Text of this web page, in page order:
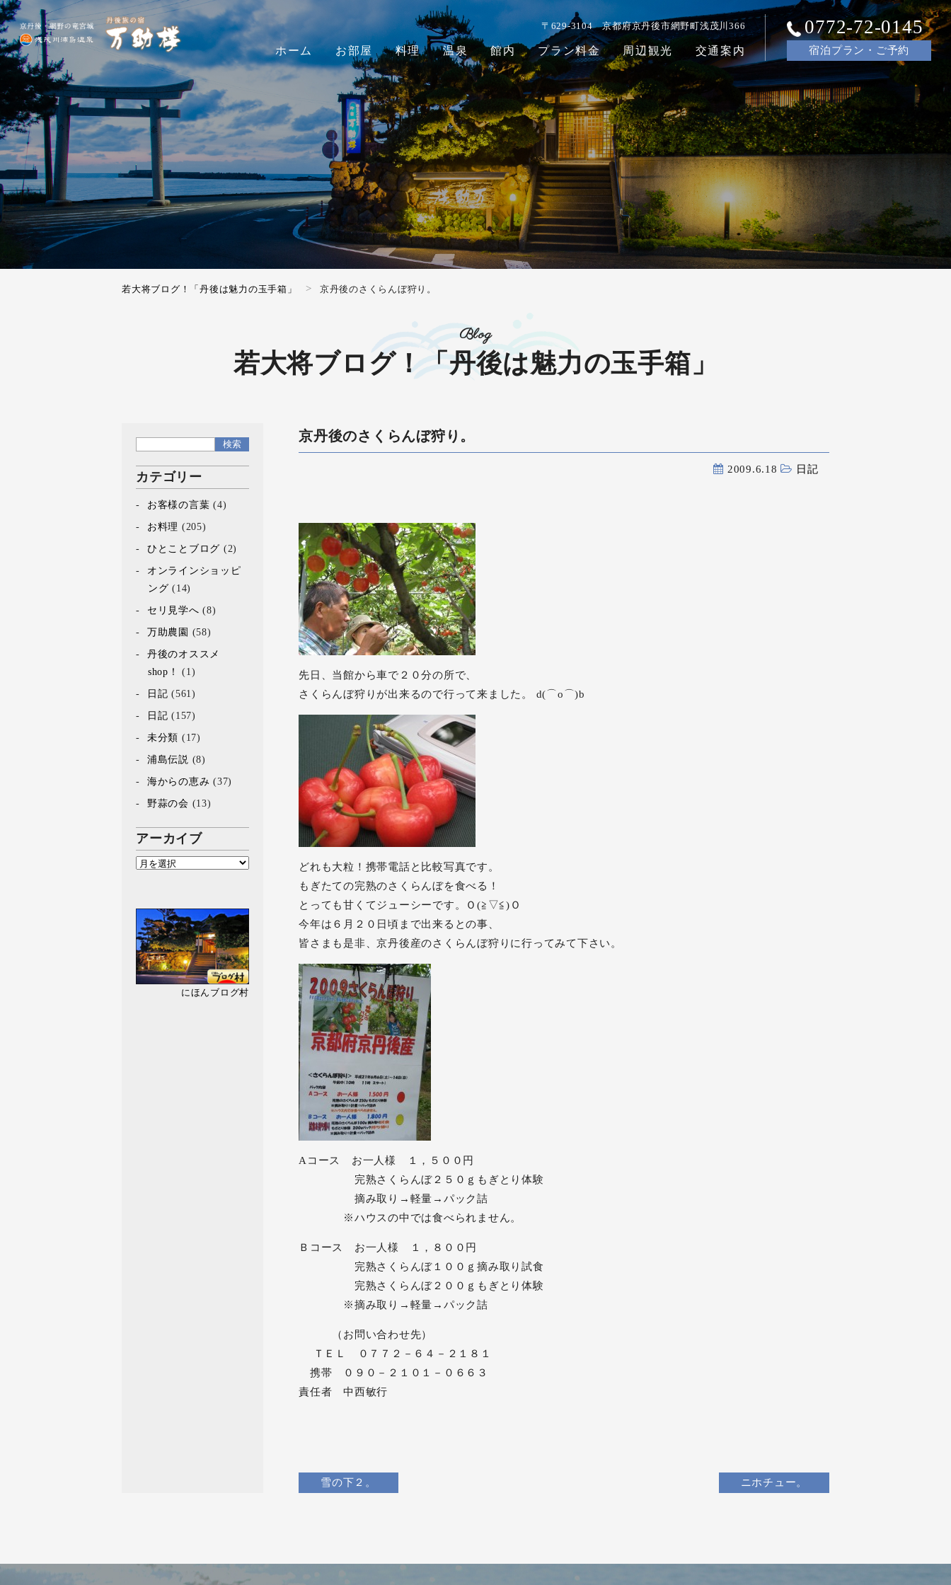
0772-72-0145
宿泊プラン・ご予約
〒629-3104京都府京丹後市網野町浅茂川366
ホーム お部屋 料理 温泉 館内 プラン料金 周辺観光 交通案内
若大将ブログ！「丹後は魅力の玉手箱」 京丹後のさくらんぼ狩り。
Blog
若大将ブログ！「丹後は魅力の玉手箱」
京丹後のさくらんぼ狩り。
2009.6.18 日記
先日、当館から車で２０分の所で、
さくらんぼ狩りが出来るので行って来ました。 d(⌒o⌒)b
どれも大粒！携帯電話と比較写真です。
もぎたての完熟のさくらんぼを食べる！
とっても甘くてジューシーです。Ｏ(≧▽≦)Ｏ
今年は６月２０日頃まで出来るとの事、
皆さまも是非、京丹後産のさくらんぼ狩りに行ってみて下さい。
Aコース お一人様 １，５００円
完熟さくらんぼ２５０ｇもぎとり体験
摘み取り→軽量→パック詰
※ハウスの中では食べられません。
Ｂコース お一人様 １，８００円
完熟さくらんぼ１００ｇ摘み取り試食
完熟さくらんぼ２００ｇもぎとり体験
※摘み取り→軽量→パック詰
（お問い合わせ先）
ＴＥＬ ０７７２－６４－２１８１
携帯 ０９０－２１０１－０６６３
責任者 中西敏行
雪の下２。 ニホチュー。
カテゴリー
お客様の言葉 (4)
お料理 (205)
ひとことブログ (2)
オンラインショッピ
ング (14)
セリ見学へ (8)
万助農園 (58)
丹後のオススメ
shop！
(1)
日記 (561)
日記 (157)
未分類 (17)
浦島伝説 (8)
海からの恵み (37)
野蒜の会 (13)
アーカイブ
にほんブログ村